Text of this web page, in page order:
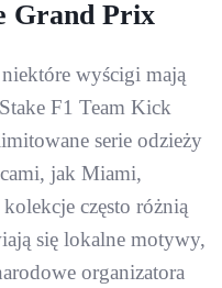
Grand Prix
wyścigi mają
F1 Team Kick
serie odzieży
jak Miami,
często różnią
się lokalne motywy,
organizatora